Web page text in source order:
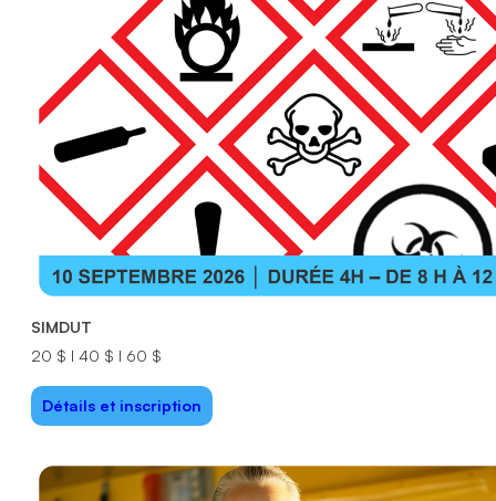
SIMDUT
20 $ I 40 $ I 60 $
Détails et inscription